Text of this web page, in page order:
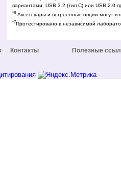
вариантами. USB 3.2 (тип C) или USB 2.0
*6 Аксессуары и встроенные опции могут
*7Протестировано в независимой
Контакты Полезные